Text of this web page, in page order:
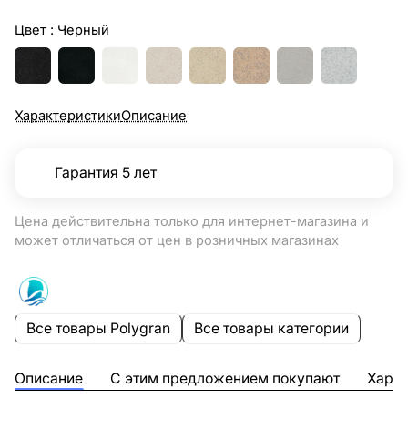
Цвет : Черный
ХарактеристикиОписание
Гарантия 5 лет
Цена действительна только для интернет-магазина и
может отличаться от цен в розничных магазинах
Все товары Polygran Все товары категории
Описание С этим предложением покупают